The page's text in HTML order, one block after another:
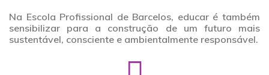
Na Escola Profissional de Barcelos, educar é também
sensibilizar para a construção de um futuro mais
sustentável, consciente e ambientalmente responsável.